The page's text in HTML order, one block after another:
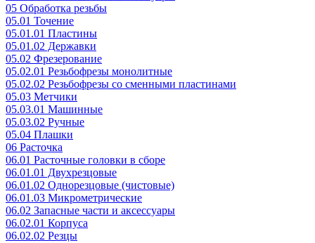
05 Обработка резьбы
05.01 Точение
05.01.01 Пластины
05.01.02 Державки
05.02 Фрезерование
05.02.01 Резьбофрезы монолитные
05.02.02 Резьбофрезы со сменными пластинами
05.03 Метчики
05.03.01 Машинные
05.03.02 Ручные
05.04 Плашки
06 Расточка
06.01 Расточные головки в сборе
06.01.01 Двухрезцовые
06.01.02 Однорезцовые (чистовые)
06.01.03 Микрометрические
06.02 Запасные части и аксессуары
06.02.01 Корпуса
06.02.02 Резцы